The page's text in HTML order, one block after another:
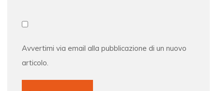
Avvertimi via email alla pubblicazione di un nuovo
articolo.